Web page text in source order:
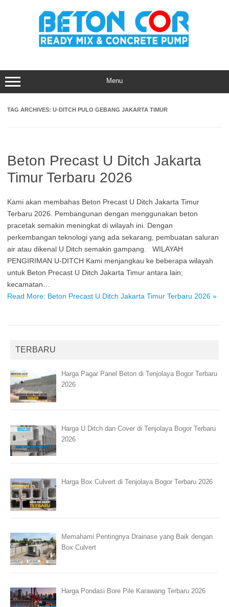
Menu
TAG ARCHIVES: U-DITCH PULO GEBANG JAKARTA TIMUR
Beton Precast U Ditch Jakarta
Timur Terbaru 2026
Kami akan membahas Beton Precast U Ditch Jakarta Timur
Terbaru 2026. Pembangunan dengan menggunakan beton
pracetak semakin meningkat di wilayah ini. Dengan
perkembangan teknologi yang ada sekarang, pembuatan saluran
air atau dikenal U Ditch semakin gampang. WILAYAH
PENGIRIMAN U-DITCH Kami menjangkau ke beberapa wilayah
untuk Beton Precast U Ditch Jakarta Timur antara lain;
kecamatan…
Read More: Beton Precast U Ditch Jakarta Timur Terbaru 2026 »
TERBARU
Harga Pagar Panel Beton di Tenjolaya Bogor Terbaru
2026
Harga U Ditch dan Cover di Tenjolaya Bogor Terbaru
2026
Harga Box Culvert di Tenjolaya Bogor Terbaru 2026
Memahami Pentingnya Drainase yang Baik dengan
Box Culvert
Harga Pondasi Bore Pile Karawang Terbaru 2026